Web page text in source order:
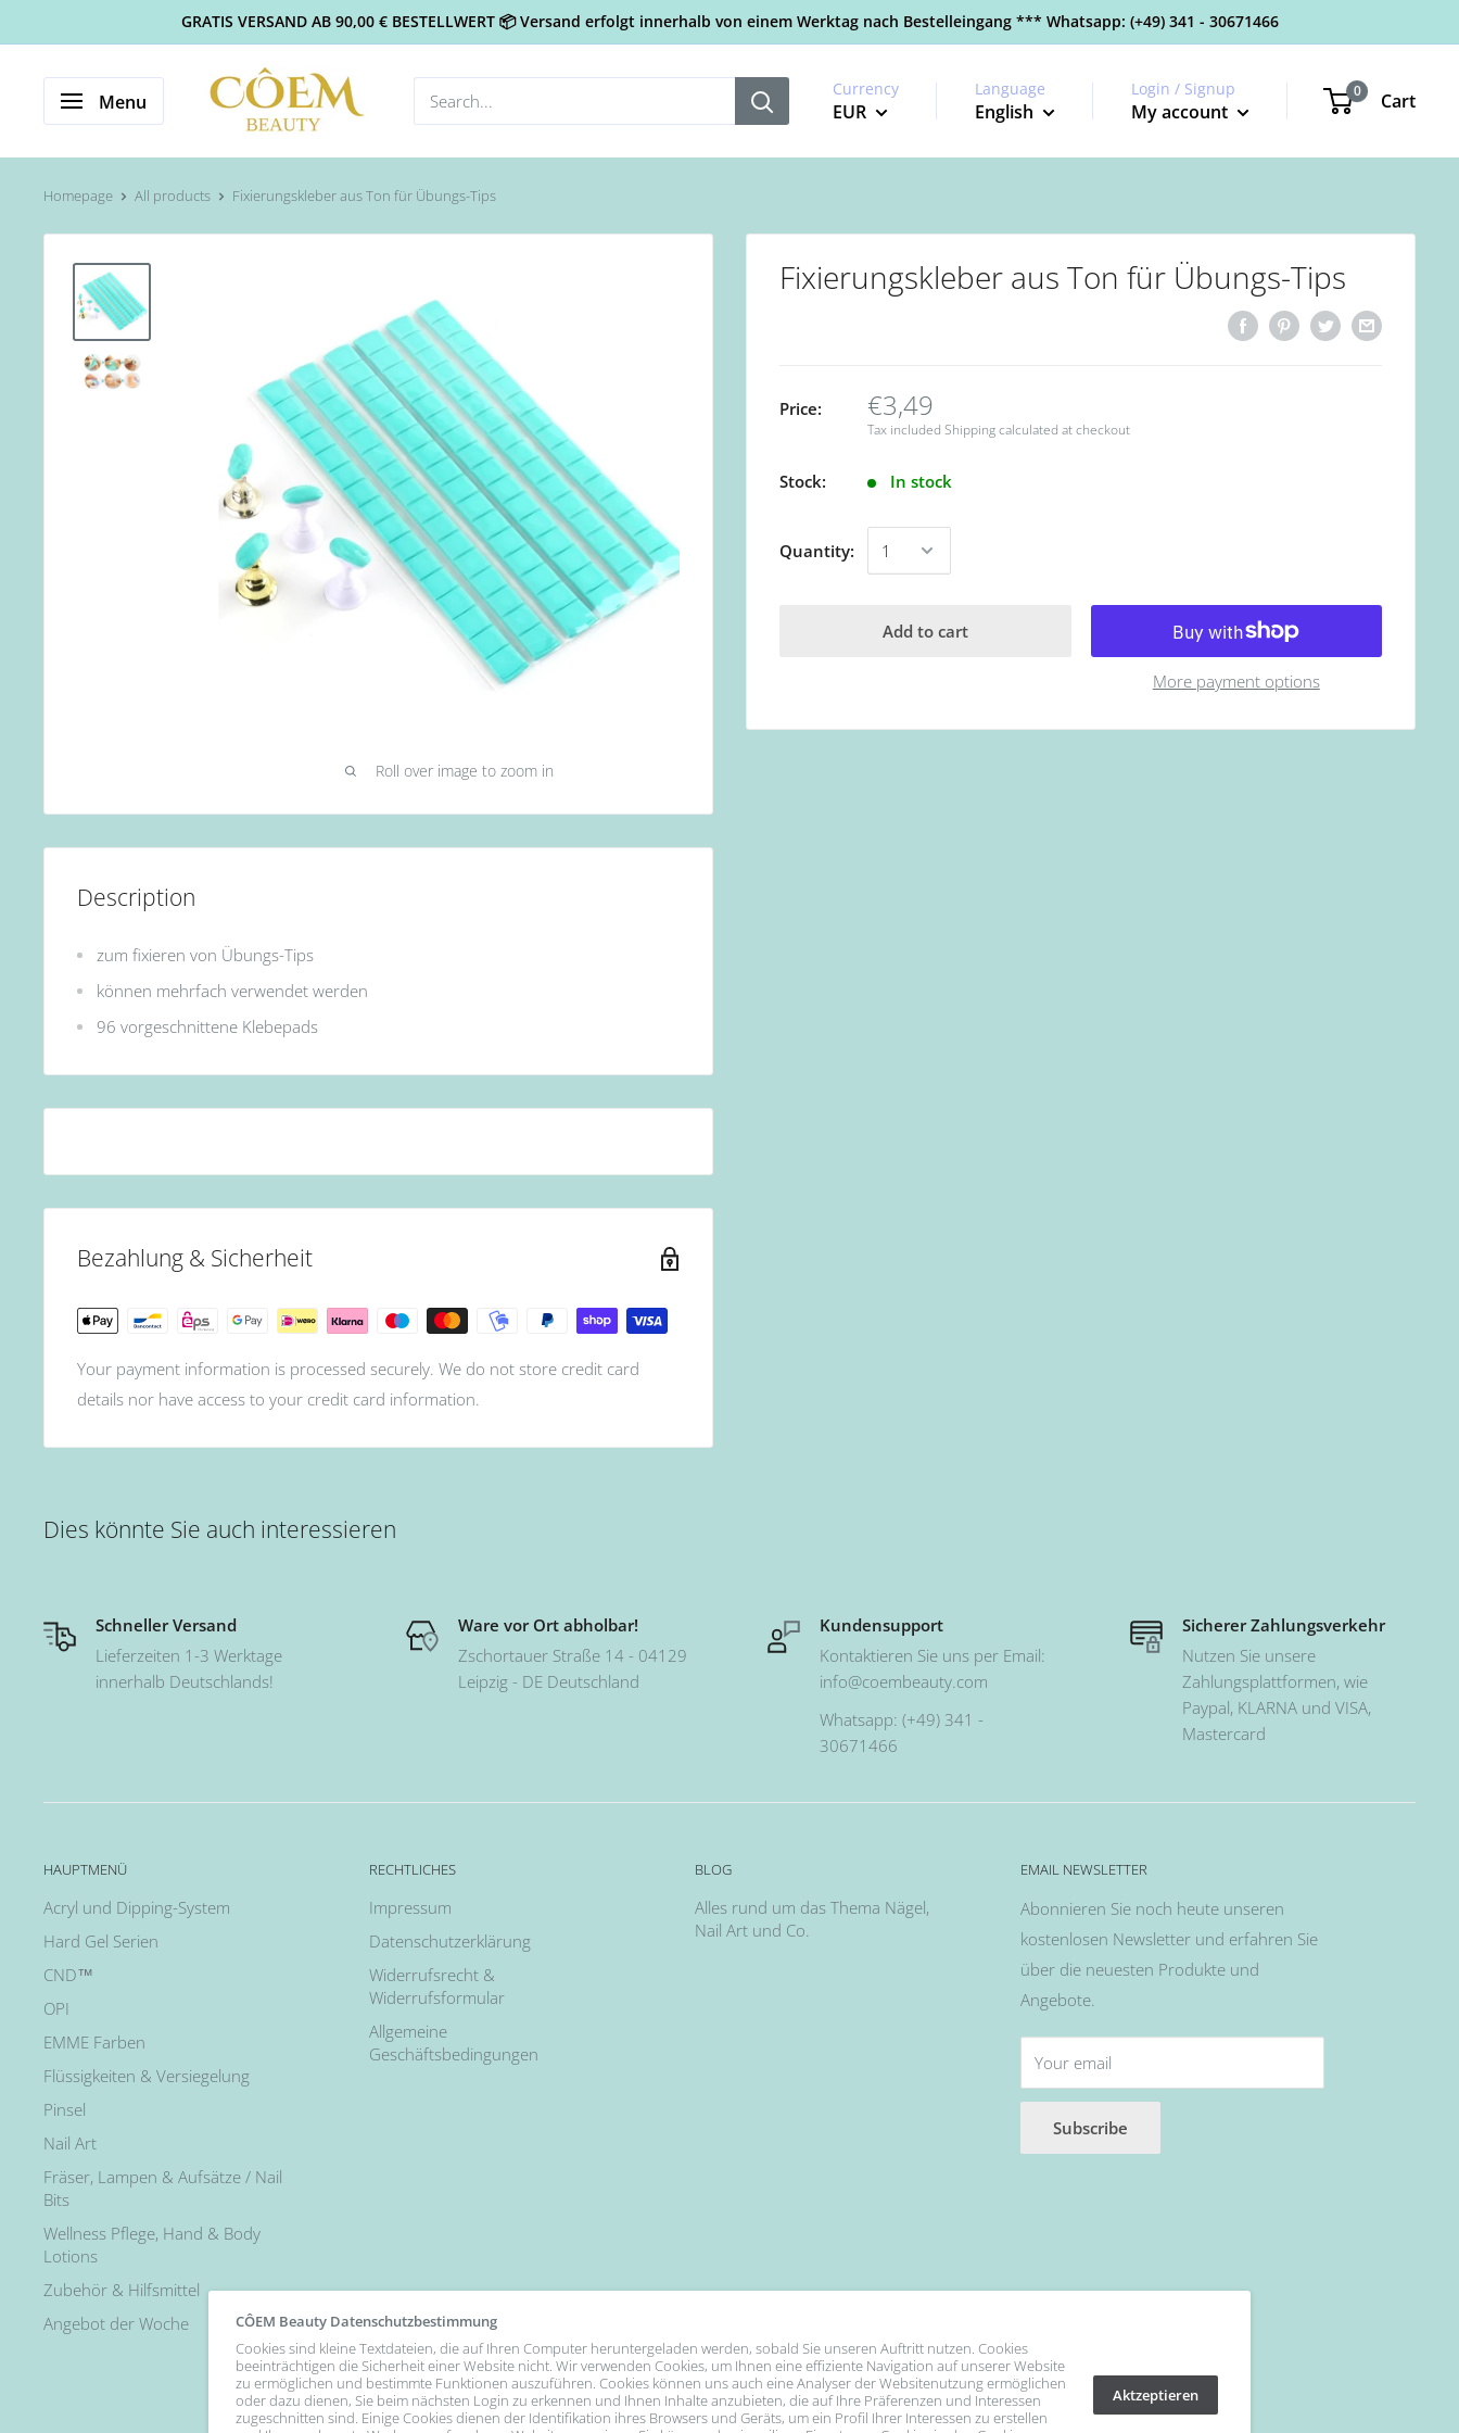
GRATIS VERSAND AB 90,00 € BESTELLWERT 📦 Versand erfolgt innerhalb von einem Werktag nach Bestelleingang *** Whatsapp: (+49) 341 - 30671466
Menu
Currency
EUR
Language
English
Login / Signup
My account
0 Cart
Homepage All products Fixierungskleber aus Ton für Übungs-Tips
Roll over image to zoom in
Fixierungskleber aus Ton für Übungs-Tips
Price: €3,49
Tax included Shipping calculated at checkout
Stock: In stock
Quantity:
Add to cart
More payment options
Description
zum fixieren von Übungs-Tips
können mehrfach verwendet werden
96 vorgeschnittene Klebepads
Bezahlung & Sicherheit
Your payment information is processed securely. We do not store credit card
details nor have access to your credit card information.
Dies könnte Sie auch interessieren
Schneller Versand
Lieferzeiten 1-3 Werktage
innerhalb Deutschlands!
Ware vor Ort abholbar!
Zschortauer Straße 14 - 04129
Leipzig - DE Deutschland
Kundensupport
Kontaktieren Sie uns per Email:
info@coembeauty.com
Whatsapp: (+49) 341 -
30671466
Sicherer Zahlungsverkehr
Nutzen Sie unsere
Zahlungsplattformen, wie
Paypal, KLARNA und VISA,
Mastercard
HAUPTMENÜ
Acryl und Dipping-System
Hard Gel Serien
CND™
OPI
EMME Farben
Flüssigkeiten & Versiegelung
Pinsel
Nail Art
Fräser, Lampen & Aufsätze / Nail
Bits
Wellness Pflege, Hand & Body
Lotions
Zubehör & Hilfsmittel
Angebot der Woche
RECHTLICHES
Impressum
Datenschutzerklärung
Widerrufsrecht &
Widerrufsformular
Allgemeine
Geschäftsbedingungen
BLOG
Alles rund um das Thema Nägel,
Nail Art und Co.
EMAIL NEWSLETTER
Abonnieren Sie noch heute unseren
kostenlosen Newsletter und erfahren Sie
über die neuesten Produkte und
Angebote.
Your email
Subscribe
Follow Us We Accept
CÔEM Beauty Datenschutzbestimmung
Cookies sind kleine Textdateien, die auf Ihren Computer heruntergeladen werden, sobald Sie unseren Auftritt nutzen. Cookies
beeinträchtigen die Sicherheit einer Website nicht. Wir verwenden Cookies, um Ihnen eine effiziente Navigation auf unserer Website
zu ermöglichen und bestimmte Funktionen auszuführen. Cookies können uns auch eine Analyser der Websitenutzung ermöglichen
oder dazu dienen, Sie beim nächsten Login zu erkennen und Ihnen Inhalte anzubieten, die auf Ihre Präferenzen und Interessen
zugeschnitten sind. Einige Cookies dienen der Identifikation ihres Browsers und Geräts, um ein Profil Ihrer Interessen zu erstellen
Aktzeptieren